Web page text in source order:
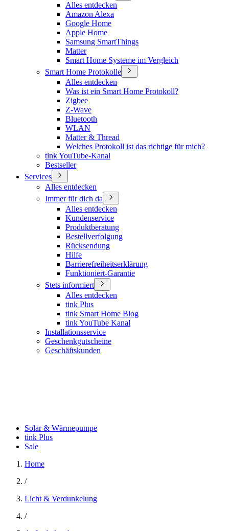
Alles entdecken
Amazon Alexa
Google Home
Apple Home
Samsung SmartThings
Matter
Smart Home Systeme im Vergleich
Smart Home Protokolle
Alles entdecken
Was ist ein Smart Home Protokoll?
Zigbee
Z-Wave
Bluetooth
WLAN
Matter & Thread
Welches Protokoll ist das richtige für mich?
tink YouTube-Kanal
Bestseller
Services
Alles entdecken
Immer für dich da
Alles entdecken
Kundenservice
Produktberatung
Bestellverfolgung
Rücksendung
Hilfe
Barrierefreiheitserklärung
Funktioniert-Garantie
Stets informiert
Alles entdecken
tink Plus
tink Smart Home Blog
tink YouTube Kanal
Installationsservice
Geschenkgutscheine
Geschäftskunden
Solar & Wärmepumpe
tink Plus
Sale
Home
/
Licht & Verdunkelung
/